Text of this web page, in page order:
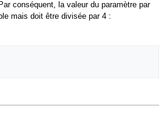
conséquent, la valeur du paramètre par
mais doit être divisée par 4 :